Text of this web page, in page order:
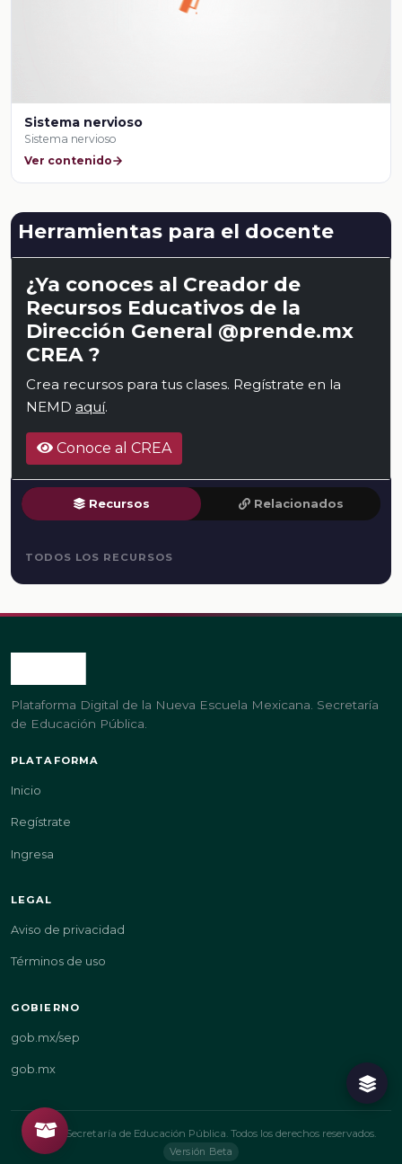
Sistema nervioso
Sistema nervioso
Ver contenido
Herramientas para el docente
¿Ya conoces al Creador de
Recursos Educativos de la
Dirección General @prende.mx
CREA ?
Crea recursos para tus clases. Regístrate en la
NEMD aquí.
Conoce al CREA
Recursos Relacionados
TODOS LOS RECURSOS
Plataforma Digital de la Nueva Escuela Mexicana. Secretaría
de Educación Pública.
PLATAFORMA
Inicio
Regístrate
Ingresa
LEGAL
Aviso de privacidad
Términos de uso
GOBIERNO
gob.mx/sep
gob.mx
© 2026 Secretaría de Educación Pública. Todos los derechos reservados.
Versión Beta